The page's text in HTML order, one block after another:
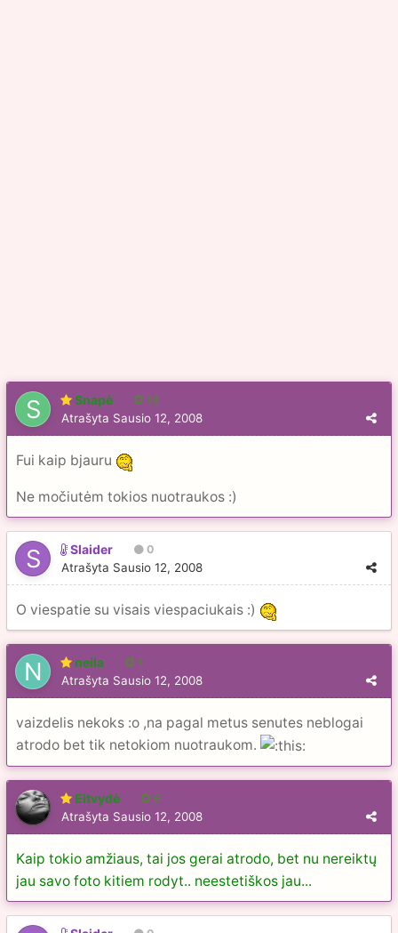
Snapė 13
Atrašyta Sausio 12, 2008
Fui kaip bjauru
Ne močiutėm tokios nuotraukos :)
Slaider 0
Atrašyta Sausio 12, 2008
O viespatie su visais viespaciukais :)
neila 1
Atrašyta Sausio 12, 2008
vaizdelis nekoks :o ,na pagal metus senutes neblogai
atrodo bet tik netokiom nuotraukom.
Eitvydė 6
Atrašyta Sausio 12, 2008
Kaip tokio amžiaus, tai jos gerai atrodo, bet nu nereiktų
jau savo foto kitiem rodyt.. neestetiškos jau...